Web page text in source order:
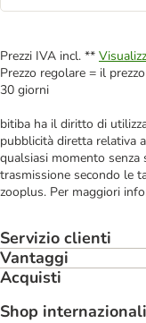
Prezzi IVA incl. **
Prezzo regolare = il
30 giorni
bitiba ha il diritto di
pubblicità diretta relativa
qualsiasi momento
trasmissione secondo le
zooplus. Per maggiori
Servizio clienti
Vantaggi
Acquisti
Shop